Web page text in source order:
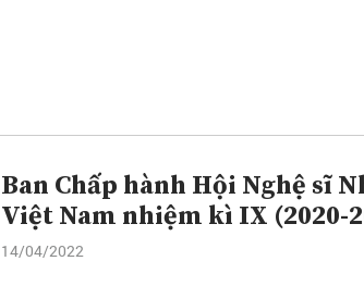
Ban Chấp hành Hội Nghệ sĩ
Việt Nam nhiệm kì IX (2020-
14/04/2022